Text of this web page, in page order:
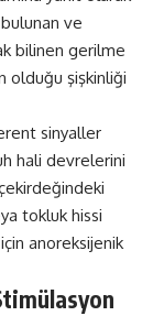
ve
bilinen gerilme
olduğu şişkinliği
sinyaller
hali devrelerini
tokluk hissi
anoreksijenik